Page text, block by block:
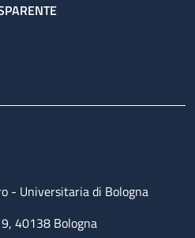
- Universitaria di Bologna
40138 Bologna